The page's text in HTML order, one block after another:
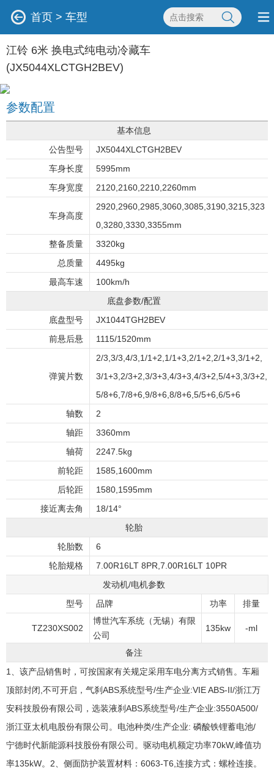
首页 > 车型
江铃 6米 换电式纯电动冷藏车
(JX5044XLCTGH2BEV)
参数配置
基本信息
公告型号
JX5044XLCTGH2BEV
车身长度
5995mm
车身宽度
2120,2160,2210,2260mm
车身高度
2920,2960,2985,3060,3085,3190,3215,323
0,3280,3330,3355mm
整备质量
3320kg
总质量
4495kg
最高车速
100km/h
底盘参数/配置
底盘型号
JX1044TGH2BEV
前悬后悬
1115/1520mm
弹簧片数
2/3,3/3,4/3,1/1+2,1/1+3,2/1+2,2/1+3,3/1+2,
3/1+3,2/3+2,3/3+3,4/3+3,4/3+2,5/4+3,3/3+2,
5/8+6,7/8+6,9/8+6,8/8+6,5/5+6,6/5+6
轴数
2
轴距
3360mm
轴荷
2247.5kg
前轮距
1585,1600mm
后轮距
1580,1595mm
接近离去角
18/14°
轮胎
轮胎数
6
轮胎规格
7.00R16LT 8PR,7.00R16LT 10PR
发动机/电机参数
型号
品牌 功率 排量
TZ230XS002
博世汽车系统（无锡）有限
公司
135kw -ml
备注
1、该产品销售时，可按国家有关规定采用车电分离方式销售。车厢
顶部封闭,不可开启，气刹ABS系统型号/生产企业:VIE ABS-II/浙江万
安科技股份有限公司，选装液刹ABS系统型号/生产企业:3550A500/
浙江亚太机电股份有限公司。电池种类/生产企业: 磷酸铁锂蓄电池/
宁德时代新能源科技股份有限公司。驱动电机额定功率70kW,峰值功
率135kW。2、侧面防护装置材料：6063-T6,连接方式：螺栓连接。